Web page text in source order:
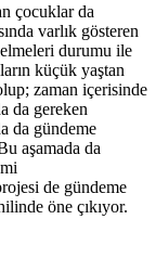
çocuklar da
varlık gösteren
durumu ile
küçük yaştan
zaman içerisinde
da gereken
da gündeme
aşamada da
de gündeme
öne çıkıyor.